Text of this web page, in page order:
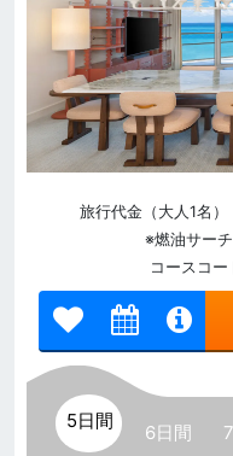
旅行代金（大人1名）
※燃油サー
コースコ
5日間
6日間